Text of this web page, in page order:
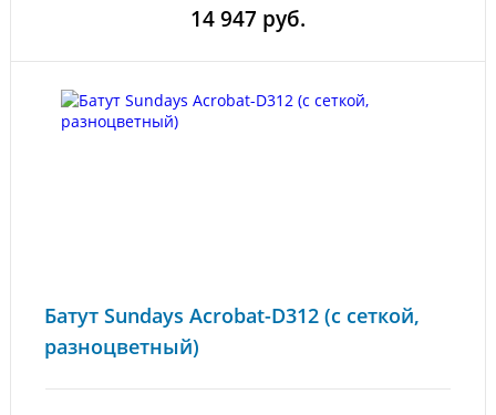
14 947 руб.
Батут Sundays Acrobat-D312 (с сеткой,
разноцветный)